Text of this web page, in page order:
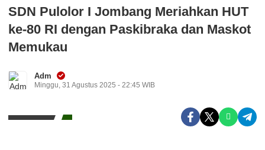
SDN Pulolor I Jombang Meriahkan HUT
ke-80 RI dengan Paskibraka dan Maskot
Memukau
Adm
Minggu, 31 Agustus 2025 - 22:45 WIB